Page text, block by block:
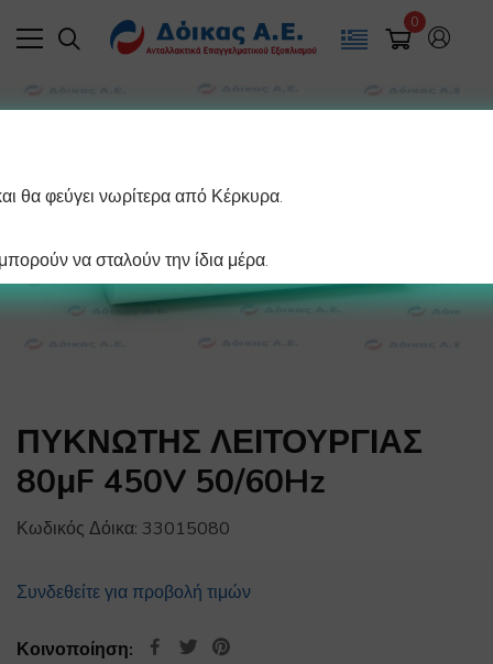
0
ΠΥΚΝΩΤΗΣ ΛΕΙΤΟΥΡΓΙΑΣ
80μF 450V 50/60Hz
Κωδικός Δόικα: 33015080
Συνδεθείτε για προβολή τιμών
Κοινοποίηση:
θα φεύγει νωρίτερα από Κέρκυρα.
να σταλούν την ίδια μέρα.